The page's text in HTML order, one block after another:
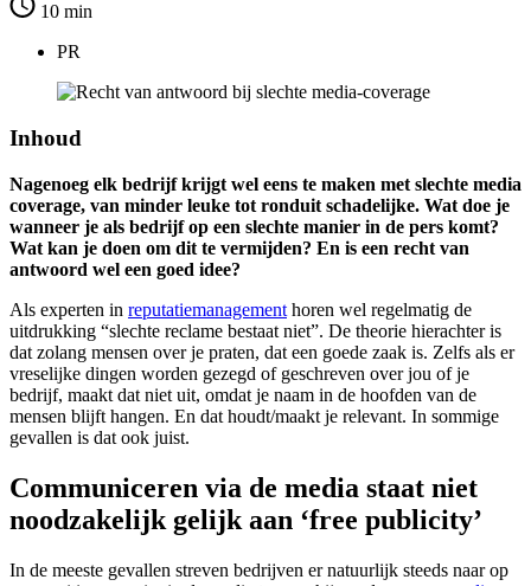
10 min
PR
Inhoud
Nagenoeg elk bedrijf krijgt wel eens te maken met slechte media
coverage, van minder leuke tot ronduit schadelijke. Wat doe je
wanneer je als bedrijf op een slechte manier in de pers komt?
Wat kan je doen om dit te vermijden? En is een recht van
antwoord wel een goed idee?
Als experten in reputatiemanagement horen wel regelmatig de
uitdrukking “slechte reclame bestaat niet”. De theorie hierachter is
dat zolang mensen over je praten, dat een goede zaak is. Zelfs als er
vreselijke dingen worden gezegd of geschreven over jou of je
bedrijf, maakt dat niet uit, omdat je naam in de hoofden van de
mensen blijft hangen. En dat houdt/maakt je relevant. In sommige
gevallen is dat ook juist.
Communiceren via de media staat niet
noodzakelijk gelijk aan ‘free publicity’
In de meeste gevallen streven bedrijven er natuurlijk steeds naar op